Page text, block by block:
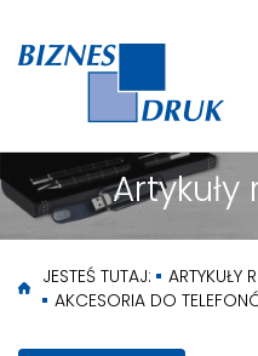
JESTEŚ TUTAJ: ARTYKUŁY
AKCESORIA DO